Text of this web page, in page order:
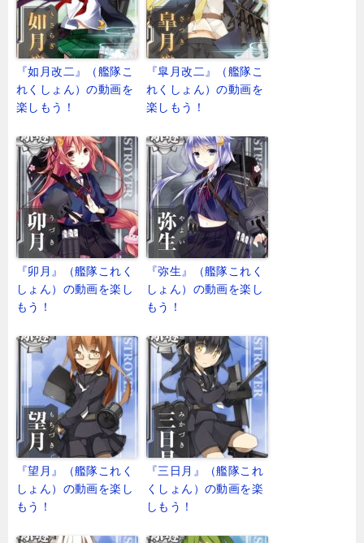
『如月改二』（艦隊こ
れくしょん）の動画を
楽しもう！
『皐月改二』（艦隊こ
れくしょん）の動画を
楽しもう！
『卯月』（艦隊これく
しょん）の動画を楽し
もう！
『弥生』（艦隊これく
しょん）の動画を楽し
もう！
『望月』（艦隊これく
しょん）の動画を楽し
もう！
『三日月』（艦隊これ
くしょん）の動画を楽
しもう！